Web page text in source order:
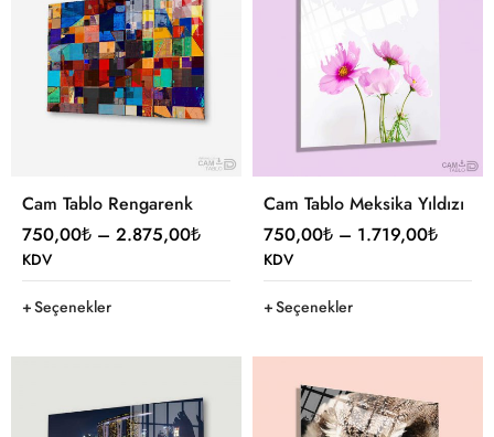
Cam Tablo Rengarenk
750,00₺ – 2.875,00₺
KDV
Seçenekler
Cam Tablo Meksika Yıldızı
750,00₺ – 1.719,00₺
KDV
Seçenekler